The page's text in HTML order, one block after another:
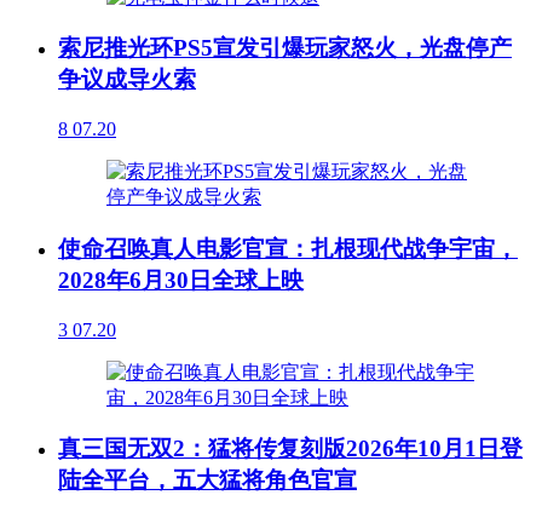
索尼推光环PS5宣发引爆玩家怒火，光盘停产
争议成导火索
8 07.20
使命召唤真人电影官宣：扎根现代战争宇宙，
2028年6月30日全球上映
3 07.20
真三国无双2：猛将传复刻版2026年10月1日登
陆全平台，五大猛将角色官宣